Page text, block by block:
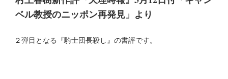
ベル教授のニッポン再発見」より
２弾目となる『騎士団長殺し』の書評です。